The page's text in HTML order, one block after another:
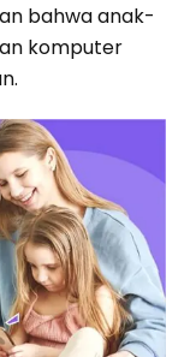
bahwa anak-
komputer